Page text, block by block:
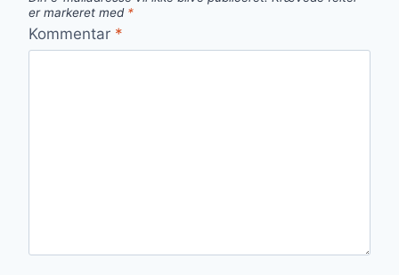
er markeret med *
Kommentar *